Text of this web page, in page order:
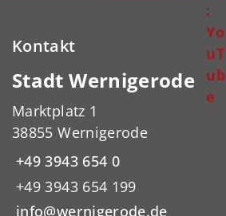
:
Yo
uT
ub
e
Kontakt
Stadt Wernigerode
Marktplatz 1
38855 Wernigerode
+49 3943 654 0
+49 3943 654 199
info@wernigerode.de